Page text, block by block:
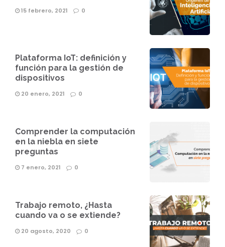
15 febrero, 2021 0
Plataforma IoT: definición y
función para la gestión de
dispositivos
20 enero, 2021 0
Comprender la computación
en la niebla en siete
preguntas
7 enero, 2021 0
Trabajo remoto, ¿Hasta
cuando va o se extiende?
20 agosto, 2020 0